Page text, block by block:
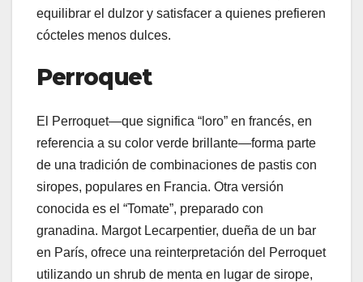
equilibrar el dulzor y satisfacer a quienes prefieren
cócteles menos dulces.
Perroquet
El Perroquet—que significa “loro” en francés, en
referencia a su color verde brillante—forma parte
de una tradición de combinaciones de pastis con
siropes, populares en Francia. Otra versión
conocida es el “Tomate”, preparado con
granadina. Margot Lecarpentier, dueña de un bar
en París, ofrece una reinterpretación del Perroquet
utilizando un shrub de menta en lugar de sirope,